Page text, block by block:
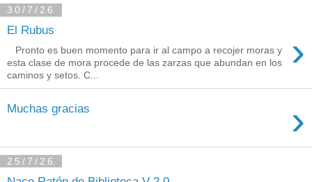
30/7/26
El Rubus ›
Pronto es buen momento para ir al campo a recojer moras y
esta clase de mora procede de las zarzas que abundan en los
caminos y setos. C...
Muchas gracias ›
25/7/26